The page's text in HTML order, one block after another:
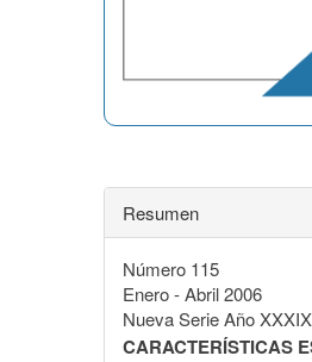
Resumen
Número 115
Enero - Abril 2006
Nueva Serie Año
CARACTERÍSTICAS